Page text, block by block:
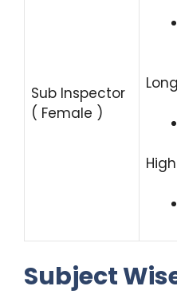
Sub Inspector
( Female )
Subject